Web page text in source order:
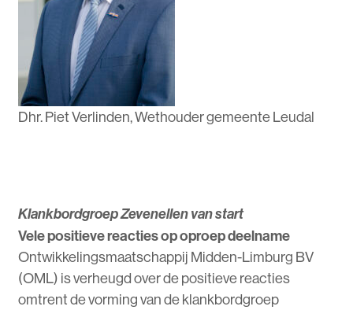
Dhr. Piet Verlinden, Wethouder gemeente Leudal
Klankbordgroep Zevenellen van start
Vele positieve reacties op oproep deelname
Ontwikkelingsmaatschappij Midden-Limburg BV
(OML) is verheugd over de positieve reacties
omtrent de vorming van de klankbordgroep